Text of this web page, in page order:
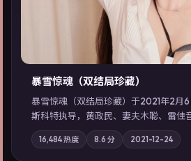
暴雪惊魂（双结局珍藏）
暴雪惊魂（双结局珍藏）于2021年2月6
斯科特执导，黄政民、妻夫木聪、雷佳
叙事主轴，科技与人性的边界在实验事
乐强化地域气质；站内亦可通过「国产
16,484热度 8.6 分 2021-12-24